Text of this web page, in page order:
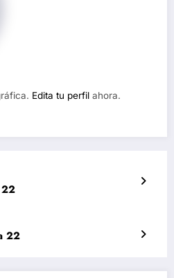
Edita tu perfil ahora.
22
22